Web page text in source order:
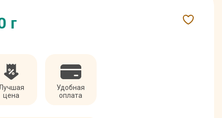
г
цена
Удобная
оплата